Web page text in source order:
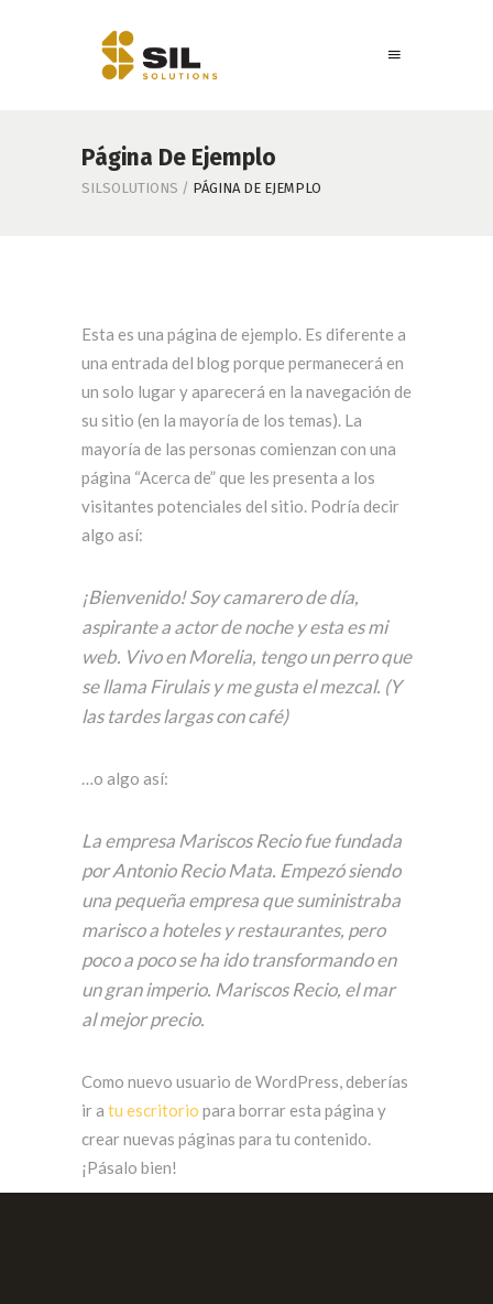
Página De Ejemplo
SILSOLUTIONS / PÁGINA DE EJEMPLO
Esta es una página de ejemplo. Es diferente a
una entrada del blog porque permanecerá en
un solo lugar y aparecerá en la navegación de
su sitio (en la mayoría de los temas). La
mayoría de las personas comienzan con una
página “Acerca de” que les presenta a los
visitantes potenciales del sitio. Podría decir
algo así:
¡Bienvenido! Soy camarero de día,
aspirante a actor de noche y esta es mi
web. Vivo en Morelia, tengo un perro que
se llama Firulais y me gusta el mezcal. (Y
las tardes largas con café)
…o algo así:
La empresa Mariscos Recio fue fundada
por Antonio Recio Mata. Empezó siendo
una pequeña empresa que suministraba
marisco a hoteles y restaurantes, pero
poco a poco se ha ido transformando en
un gran imperio. Mariscos Recio, el mar
al mejor precio.
Como nuevo usuario de WordPress, deberías
ir a tu escritorio para borrar esta página y
crear nuevas páginas para tu contenido.
¡Pásalo bien!